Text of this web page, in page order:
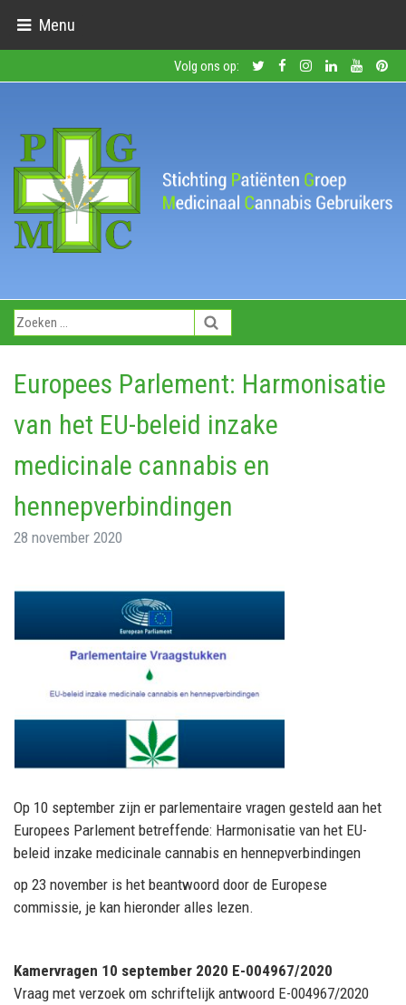
Menu
Volg ons op:
Europees Parlement: Harmonisatie
van het EU-beleid inzake
medicinale cannabis en
hennepverbindingen
28 november 2020
Op 10 september zijn er parlementaire vragen gesteld aan het
Europees Parlement betreffende: Harmonisatie van het EU-
beleid inzake medicinale cannabis en hennepverbindingen
op 23 november is het beantwoord door de Europese
commissie, je kan hieronder alles lezen.
Kamervragen 10 september 2020 E-004967/2020
Vraag met verzoek om schriftelijk antwoord E-004967/2020